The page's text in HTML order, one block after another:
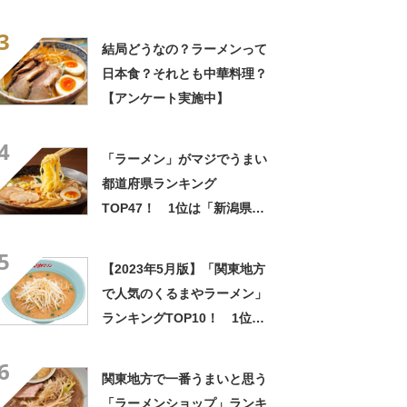
結局どうなの？ラーメンって
日本食？それとも中華料理？
【アンケート実施中】
「ラーメン」がマジでうまい
都道府県ランキング
TOP47！ 1位は「新潟県」
【2023年5月版】「関東地方
で人気のくるまやラーメン」
ランキングTOP10！ 1位は
関東地方で一番うまいと思う
「ラーメンショップ」ランキ